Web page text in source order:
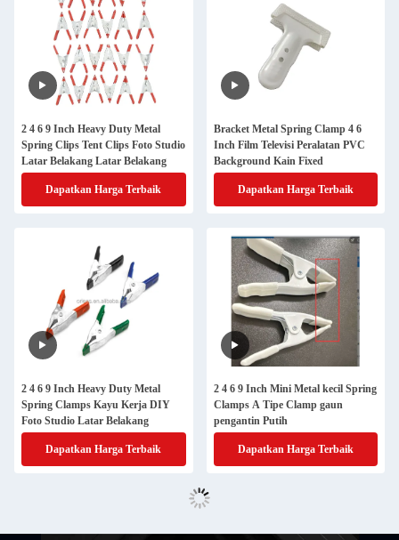
2 4 6 9 Inch Heavy Duty Metal
Spring Clips Tent Clips Foto Studio
Latar Belakang Latar Belakang
Dapatkan Harga Terbaik
Bracket Metal Spring Clamp 4 6
Inch Film Televisi Peralatan PVC
Background Kain Fixed
Dapatkan Harga Terbaik
2 4 6 9 Inch Heavy Duty Metal
Spring Clamps Kayu Kerja DIY
Foto Studio Latar Belakang
Dapatkan Harga Terbaik
2 4 6 9 Inch Mini Metal kecil Spring
Clamps A Tipe Clamp gaun
pengantin Putih
Dapatkan Harga Terbaik